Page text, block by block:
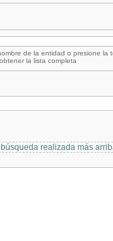
de la entidad o presione la
la lista completa
realizada más